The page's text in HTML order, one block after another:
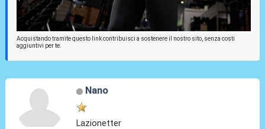
Acquistando tramite questo link contribuisci a sostenere il nostro sito, senza costi
aggiuntivi per te.
Nano
Lazionetter